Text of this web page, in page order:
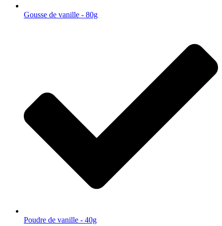
Gousse de vanille - 80g
Poudre de vanille - 40g